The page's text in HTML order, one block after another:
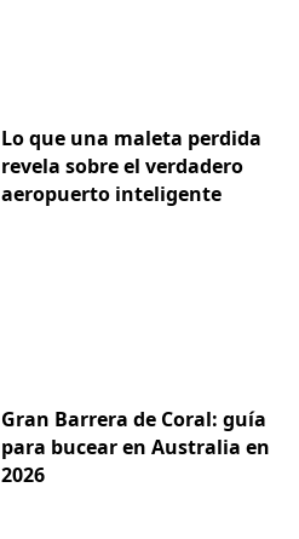
Lo que una maleta perdida
revela sobre el verdadero
aeropuerto inteligente
Gran Barrera de Coral: guía
para bucear en Australia en
2026